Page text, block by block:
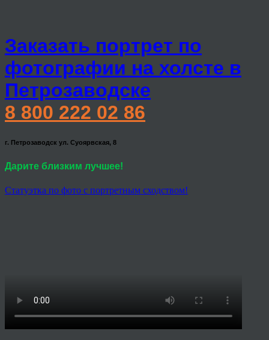
Заказать портрет по
фотографии на холсте в
Петрозаводске
8 800 222 02 86
г. Петрозаводск ул. Суоярвская, 8
Дарите близким лучшее!
Статуэтка по фото с портретным сходством!